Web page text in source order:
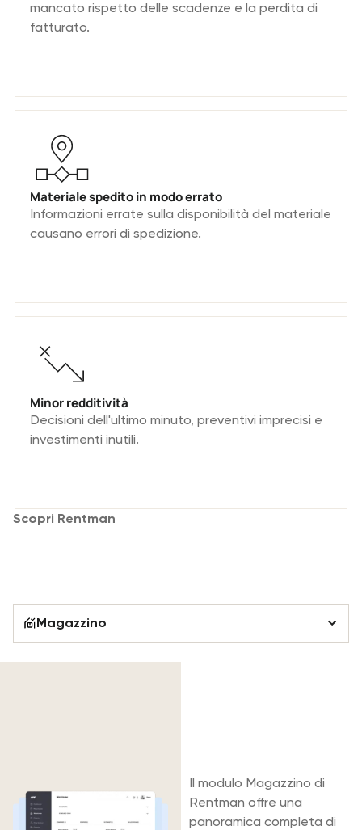
mancato rispetto delle scadenze e la perdita di
fatturato.
Materiale spedito in modo errato
Informazioni errate sulla disponibilità del materiale
causano errori di spedizione.
Minor redditività
Decisioni dell'ultimo minuto, preventivi imprecisi e
investimenti inutili.
Scopri Rentman
Magazzino
Magazzino
Personalizzazione
Il modulo Magazzino di
Rentman offre una
panoramica completa di